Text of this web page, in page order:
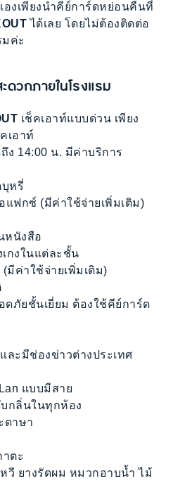
องเพียงนำคีย์การ์ดหย่อนคืนที่
ได้เลย โดยไม่ต้องติดต่อ
ค่ะ
วกภายในโรงแรม
เช็คเอาท์แบบด่วน เพียง
เอาท์
ง 14:00 น. มีค่าบริการ
หรี่
แฟกซ์ (มีค่าใช้จ่ายเพิ่มเติม)
หนังสือ
กงในแต่ละชั้น
มีค่าใช้จ่ายเพิ่มเติม)
ภัยชั้นเยี่ยม ต้องใช้คีย์การ์ด
ะมีช่องข่าวต่างประเทศ
แบบมีสาย
กลิ่นในทุกห้อง
ดาษา
ตะ
วี ยางรัดผม หมวกอาบน้ำ ไม้